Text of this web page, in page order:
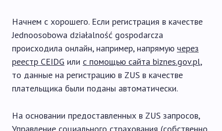
Начнем с хорошего. Если регистрация в качестве
Jednoosobowa działalność gospodarcza
происходила онлайн, например, напрямую через
реестр CEIDG или с помощью сайта biznes.gov.pl,
то данные на регистрацию в ZUS в качестве
плательщика были поданы автоматически.
На основании предоставленных в ZUS запросов,